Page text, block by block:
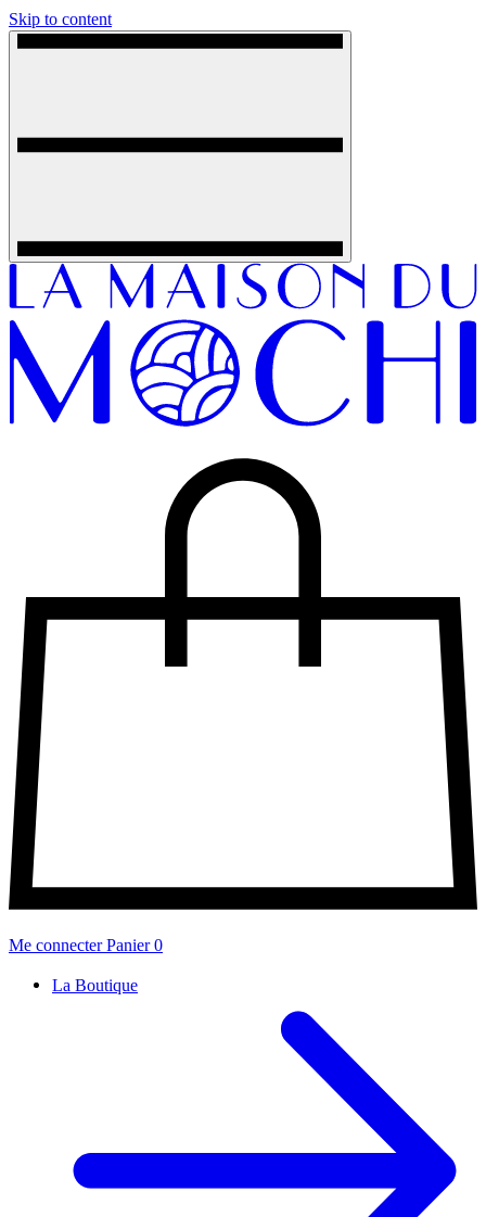
Skip to content
Me connecterPanier0
La Boutique